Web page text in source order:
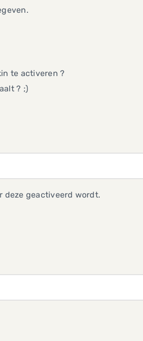
te activeren ?
? ;)
deze geactiveerd wordt.